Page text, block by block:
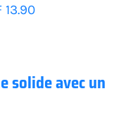
13.90
solide avec un